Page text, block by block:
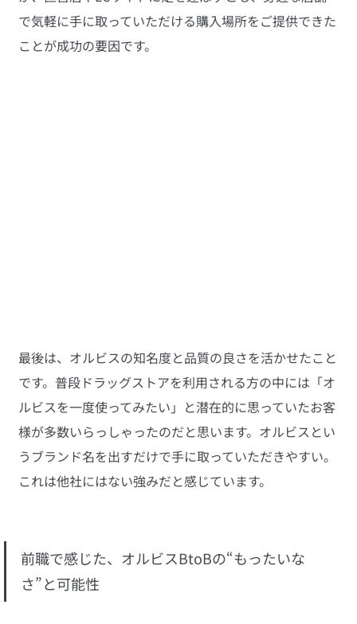
で気軽に手に取っていただける購入場所をご提供できた
ことが成功の要因です。
最後は、オルビスの知名度と品質の良さを活かせたこと
です。普段ドラッグストアを利用される方の中には「オ
ルビスを一度使ってみたい」と潜在的に思っていたお客
様が多数いらっしゃったのだと思います。オルビスとい
うブランド名を出すだけで手に取っていただきやすい。
これは他社にはない強みだと感じています。
前職で感じた、オルビスBtoBの“もったいな
さ”と可能性